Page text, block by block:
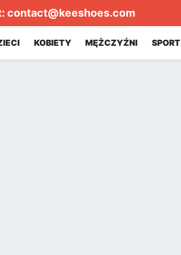
contact@keeshoes.com
KOBIETY MĘŻCZYŹNI SPORT